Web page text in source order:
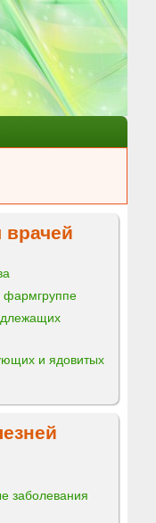
врачей
и ядовитых
заболевания